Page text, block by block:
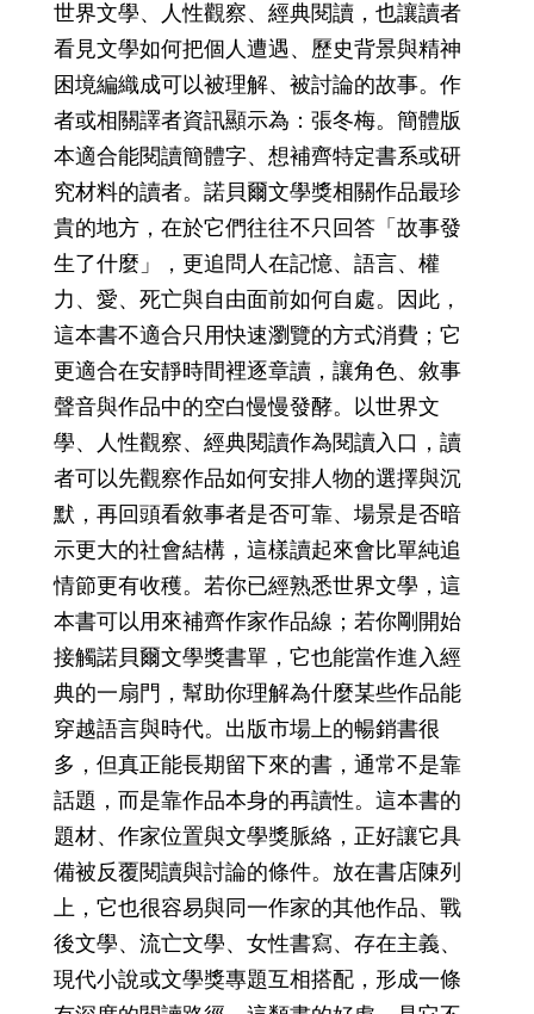
世界文學、人性觀察、經典閱讀，也讓讀者
看見文學如何把個人遭遇、歷史背景與精神
困境編織成可以被理解、被討論的故事。作
者或相關譯者資訊顯示為：張冬梅。簡體版
本適合能閱讀簡體字、想補齊特定書系或研
究材料的讀者。諾貝爾文學獎相關作品最珍
貴的地方，在於它們往往不只回答「故事發
生了什麼」，更追問人在記憶、語言、權
力、愛、死亡與自由面前如何自處。因此，
這本書不適合只用快速瀏覽的方式消費；它
更適合在安靜時間裡逐章讀，讓角色、敘事
聲音與作品中的空白慢慢發酵。以世界文
學、人性觀察、經典閱讀作為閱讀入口，讀
者可以先觀察作品如何安排人物的選擇與沉
默，再回頭看敘事者是否可靠、場景是否暗
示更大的社會結構，這樣讀起來會比單純追
情節更有收穫。若你已經熟悉世界文學，這
本書可以用來補齊作家作品線；若你剛開始
接觸諾貝爾文學獎書單，它也能當作進入經
典的一扇門，幫助你理解為什麼某些作品能
穿越語言與時代。出版市場上的暢銷書很
多，但真正能長期留下來的書，通常不是靠
話題，而是靠作品本身的再讀性。這本書的
題材、作家位置與文學獎脈絡，正好讓它具
備被反覆閱讀與討論的條件。放在書店陳列
上，它也很容易與同一作家的其他作品、戰
後文學、流亡文學、女性書寫、存在主義、
現代小說或文學獎專題互相搭配，形成一條